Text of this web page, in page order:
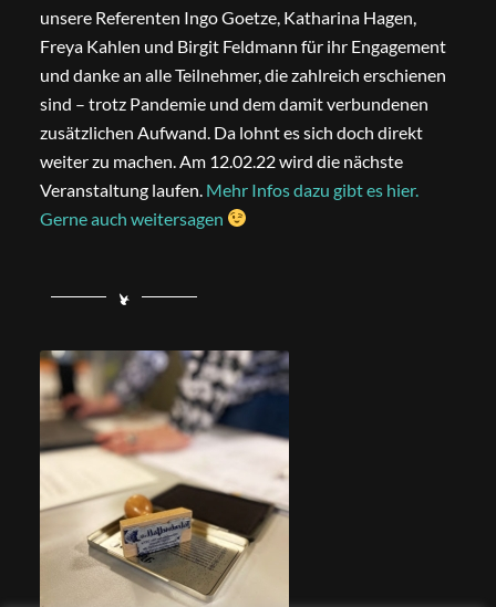
unsere Referenten Ingo Goetze, Katharina Hagen,
Freya Kahlen und Birgit Feldmann für ihr Engagement
und danke an alle Teilnehmer, die zahlreich erschienen
sind – trotz Pandemie und dem damit verbundenen
zusätzlichen Aufwand. Da lohnt es sich doch direkt
weiter zu machen. Am 12.02.22 wird die nächste
Veranstaltung laufen. Mehr Infos dazu gibt es hier.
Gerne auch weitersagen